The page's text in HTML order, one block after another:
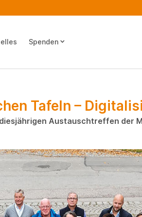
Spenden keyboard_arrow_down
Tafeln –
Austauschtreffen der